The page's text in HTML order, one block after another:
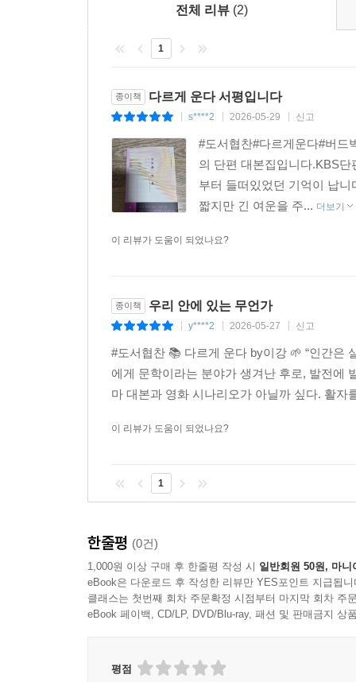
전체 리뷰 (2)
1
종이책 다르게 운다 서평입니다
s****2 2026-05-29 신고
#도서협찬#다르게운다#버드
의 단편 대본집입니다.KBS
부터 들떠있었던 기억이 납
짧지만 긴 여운을 주... 더보기
이 리뷰가 도움이 되었나요?
종이책 우리 안에 있는 무언가
y****2 2026-05-27 신고
#도서협찬 📚 다르게 운다 by이강 🌱 “인간은
에게 문학이라는 분야가 생겨난 후로, 발전에
마 대본과 영화 시나리오가 아닐까 싶다. 활
이 리뷰가 도움이 되었나요?
1
한줄평 (0건)
1,000원 이상 구매 후 한줄평 작성 시 일반회원 50원, 마니
eBook은 다운로드 후 작성한 리뷰만 YES포인트 지급됩니
클래스는 첫번째 회차 주문확정 시점부터 마지막 회차 주
eBook 페이백, CD/LP, DVD/Blu-ray, 패션 및 판매금지 상
평점